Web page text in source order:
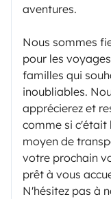
aventures.
Nous sommes
pour les
familles qui
inoubliables.
apprécierez et
comme si c'était
moyen de
votre prochain
prêt à vous
N'hésitez pas à